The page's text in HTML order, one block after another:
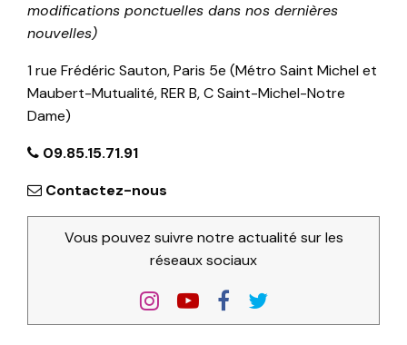
modifications ponctuelles dans nos dernières
nouvelles)
1 rue Frédéric Sauton, Paris 5e (Métro Saint Michel et
Maubert-Mutualité, RER B, C Saint-Michel-Notre
Dame)
09.85.15.71.91
Contactez-nous
Vous pouvez suivre notre actualité sur les
réseaux sociaux